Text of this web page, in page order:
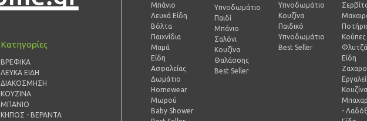
Κατηγορίες
ΒΡΕΦΙΚΑ
ΛΕΥΚΑ ΕΙΔΗ
ΔΙΑΚΟΣΜΗΣΗ
ΚΟΥΖΙΝΑ
ΜΠΑΝΙΟ
ΚΗΠΟΣ - ΒΕΡΑΝΤΑ
Μπάνιο
Λευκά Είδη
Βόλτα
Παιχνίδια
Μαμά
Είδη
Ασφαλείας
Δωμάτιο
Homewear
Μωρού
Baby Shower
Υπνοδωμάτιο
Παιδί
Mπάνιο
Σαλόνι
Κουζίνα
Θαλάσσης
Best Seller
Υπνοδωμάτιο
Κουζίνα
Παιδικό
Υπνοδωμάτιο
Best Seller
Κούπες
Είδη
-